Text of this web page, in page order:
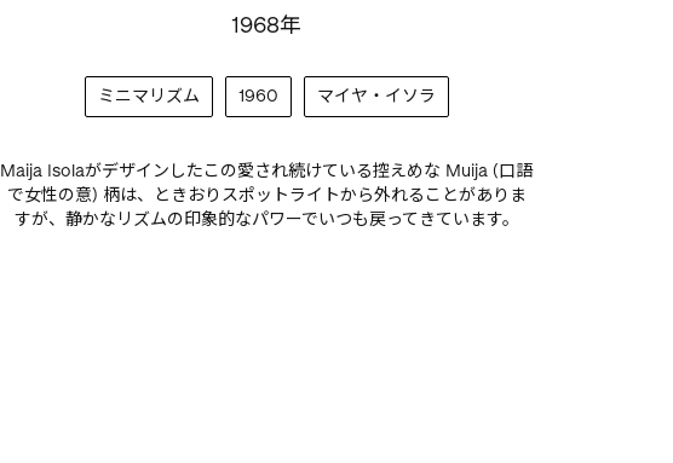
1968年
ミニマリズム 1960 マイヤ・イソラ
Maija Isolaがデザインしたこの愛され続けている控えめな Muija (口語
で女性の意) 柄は、ときおりスポットライトから外れることがありま
すが、静かなリズムの印象的なパワーでいつも戻ってきています。